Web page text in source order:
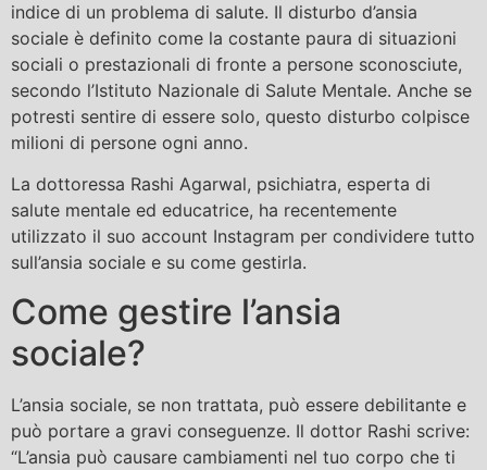
indice di un problema di salute. Il disturbo d’ansia
sociale è definito come la costante paura di situazioni
sociali o prestazionali di fronte a persone sconosciute,
secondo l’Istituto Nazionale di Salute Mentale. Anche se
potresti sentire di essere solo, questo disturbo colpisce
milioni di persone ogni anno.
La dottoressa Rashi Agarwal, psichiatra, esperta di
salute mentale ed educatrice, ha recentemente
utilizzato il suo account Instagram per condividere tutto
sull’ansia sociale e su come gestirla.
Come gestire l’ansia
sociale?
L’ansia sociale, se non trattata, può essere debilitante e
può portare a gravi conseguenze. Il dottor Rashi scrive:
“L’ansia può causare cambiamenti nel tuo corpo che ti